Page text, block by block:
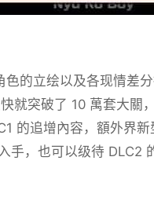
色的立绘以及各现情差分
就突破了 10 萬套大關
的追增內容，額外界
手，也可以级待 DLC2